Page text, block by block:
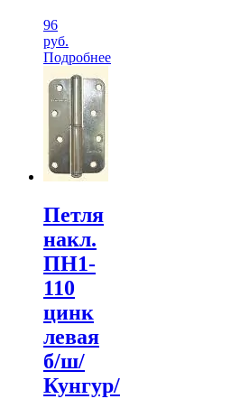
96
руб.
Подробнее
Петля
накл.
ПН1-
110
цинк
левая
б/ш/
Кунгур/